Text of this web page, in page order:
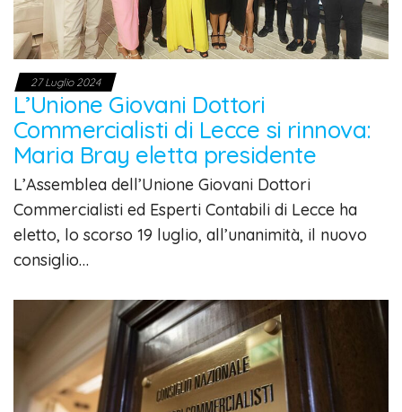
27 Luglio 2024
L’Unione Giovani Dottori
Commercialisti di Lecce si rinnova:
Maria Bray eletta presidente
L’Assemblea dell’Unione Giovani Dottori
Commercialisti ed Esperti Contabili di Lecce ha
eletto, lo scorso 19 luglio, all’unanimità, il nuovo
consiglio…